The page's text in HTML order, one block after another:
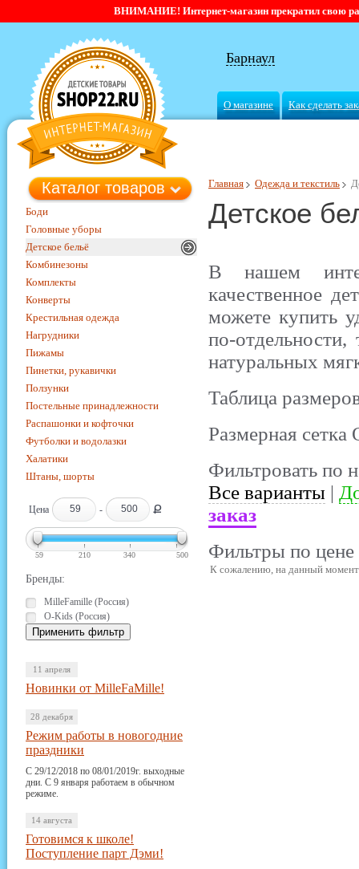
ВНИМАНИЕ! Интернет-магазин прекратил свою
Барнаул
О магазине Как сделать
Главная Одежда и текстиль
Детское
В нашем
качественное
можете купить
по-
натуральных
Таблица
Размерная
Фильтровать по
Все варианты |
заказ
Фильтры по цене
Каталог товаров
Боди
Головные уборы
Детское бельё
Комбинезоны
Комплекты
Конверты
Крестильная одежда
Нагрудники
Пижамы
Пинетки, рукавички
Ползунки
Постельные принадлежности
Распашонки и кофточки
Футболки и водолазки
Халатики
Штаны, шорты
Цена - Ք
59 210 340 500
Бренды:
MilleFamille (Россия)
O-Kids (Россия)
11 апреля
Новинки от MilleFaMille!
28 декабря
Режим работы в новогодние
праздники
С 29/12/2018 по 08/01/2019г. выходные
дни. С 9 января работаем в обычном
режиме.
14 августа
Готовимся к школе!
Поступление парт Дэми!
К сожалению, на данный момент